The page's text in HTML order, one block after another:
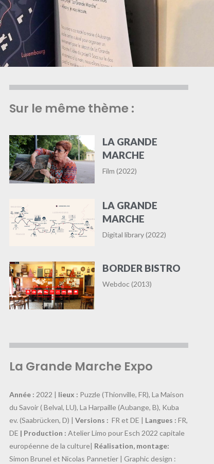
Sur le même thème :
LA GRANDE
MARCHE
Film (2022)
LA GRANDE
MARCHE
Digital library (2022)
BORDER BISTRO
Webdoc (2013)
La Grande Marche Expo
Année : 2022 | lieux : Puzzle (Thionville, FR), La Maison
du Savoir ( Belval, LU), La Harpaille (Aubange, B), Kuba
ev. (Saabrücken, D) | Versions : FR et DE | Langues : FR,
DE | Production : Atelier Limo pour Esch 2022 capitale
européenne de la culture| Réalisation, montage:
Simon Brunel et Nicolas Pannetier | Graphic design :